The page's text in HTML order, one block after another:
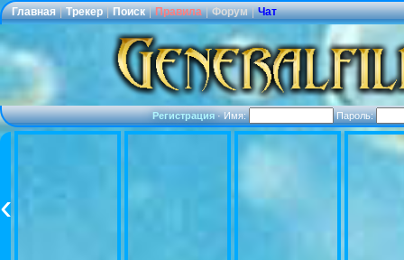
Главная | Трекер | Поиск | Правила | Форум | Чат
Регистрация·Имя: Пароль: